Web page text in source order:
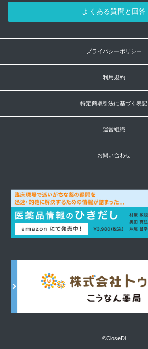
よくある質問と回答
プライバシーポリシー
利用規約
特定商取引法に基づく表記
運営組織
お問い合わせ
©CloseDi